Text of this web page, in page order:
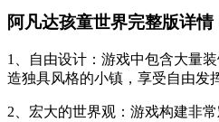
阿凡达孩童世界完整版详情
1、自由设计：游戏中包含大量
造独具风格的小镇，享受自由发
2、宏大的世界观：游戏构建非